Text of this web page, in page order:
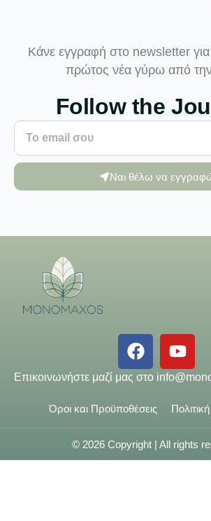
Κάνε εγγραφή στο newsletter για
πρώτος νέα γύρω από την
Follow the
Ναι θέλω να
Επικοινωνήστε μαζί μας στο
Όροι και Προϋποθέσεις
© 2026 Copyright | All rights